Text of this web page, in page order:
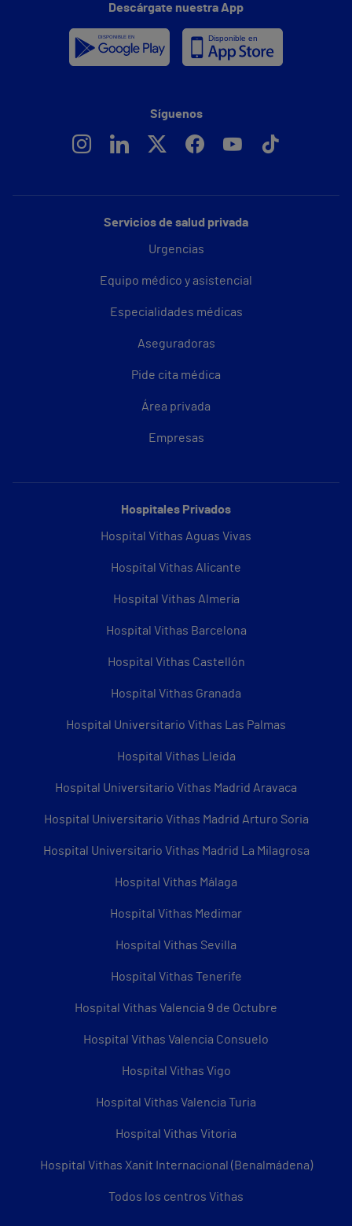
Servicios de salud privada
Urgencias
Equipo médico y asistencial
Especialidades médicas
Aseguradoras
Pide cita médica
Área privada
Empresas
Hospitales Privados
Hospital Vithas Aguas Vivas
Hospital Vithas Alicante
Hospital Vithas Almería
Hospital Vithas Barcelona
Hospital Vithas Castellón
Hospital Vithas Granada
Hospital Universitario Vithas Las Palmas
Hospital Vithas Lleida
Hospital Universitario Vithas Madrid Aravaca
Hospital Universitario Vithas Madrid Arturo Soria
Hospital Universitario Vithas Madrid La Milagrosa
Hospital Vithas Málaga
Hospital Vithas Medimar
Hospital Vithas Sevilla
Hospital Vithas Tenerife
Hospital Vithas Valencia 9 de Octubre
Hospital Vithas Valencia Consuelo
Hospital Vithas Vigo
Hospital Vithas Valencia Turia
Hospital Vithas Vitoria
Hospital Vithas Xanit Internacional (Benalmádena)
Todos los centros Vithas
Descárgate nuestra App
Síguenos